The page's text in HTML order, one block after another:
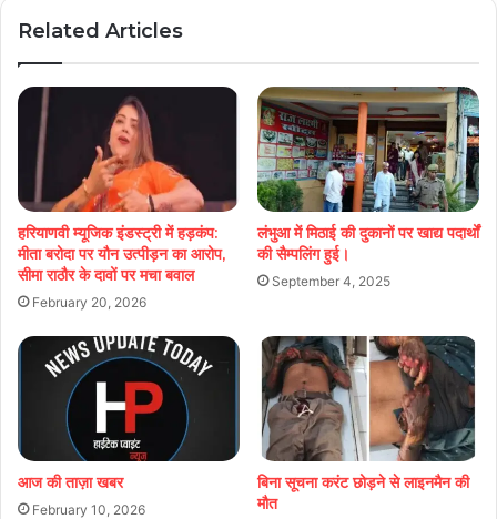
Related Articles
हरियाणवी म्यूजिक इंडस्ट्री में हड़कंप:
मीता बरोदा पर यौन उत्पीड़न का आरोप,
सीमा राठौर के दावों पर मचा बवाल
February 20, 2026
लंभुआ में मिठाई की दुकानों पर खाद्य पदार्थों
की सैम्पलिंग हुई।
September 4, 2025
आज की ताज़ा खबर
February 10, 2026
बिना सूचना करंट छोड़ने से लाइनमैन की
मौत